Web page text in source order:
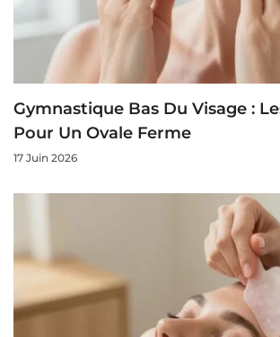
Gymnastique Bas Du Visage :
Pour Un Ovale Ferme
17 Juin 2026